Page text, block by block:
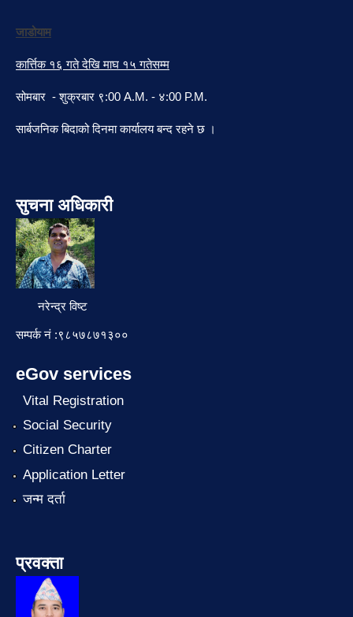
जाडोयाम
कार्त्तिक १६ गते देखि माघ १५ गतेसम्म
सोमबार - शुक्रबार ९:00 A.M. - ४:00 P.M.
सार्बजनिक बिदाको दिनमा कार्यालय बन्द रहने छ ।
सुचना अधिकारी
नरेन्द्र विष्ट
सम्पर्क नं :९८५७८७१३००
eGov services
Vital Registration
Social Security
Citizen Charter
Application Letter
जन्म दर्ता
प्रवक्ता